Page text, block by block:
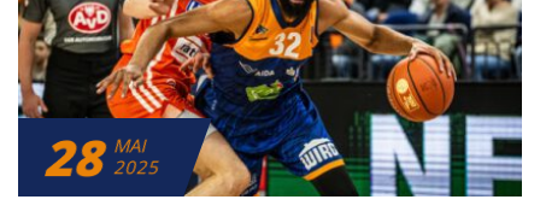
28 MAI
2025